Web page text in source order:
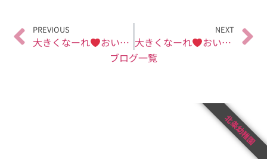
PREVIOUS
大きくなーれ おいしくなーれ
NEXT
大きくなーれ
おいしくなーれ
ブログ一覧
北条幼稚園